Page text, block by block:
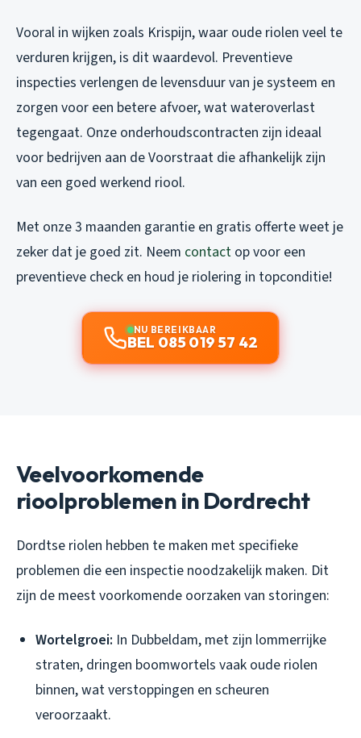
Vooral in wijken zoals Krispijn, waar oude riolen veel te
verduren krijgen, is dit waardevol. Preventieve
inspecties verlengen de levensduur van je systeem en
zorgen voor een betere afvoer, wat wateroverlast
tegengaat. Onze onderhoudscontracten zijn ideaal
voor bedrijven aan de Voorstraat die afhankelijk zijn
van een goed werkend riool.
Met onze 3 maanden garantie en gratis offerte weet je
zeker dat je goed zit. Neem contact op voor een
preventieve check en houd je riolering in topconditie!
NU BEREIKBAAR
BEL 085 019 57 42
Veelvoorkomende
rioolproblemen in Dordrecht
Dordtse riolen hebben te maken met specifieke
problemen die een inspectie noodzakelijk maken. Dit
zijn de meest voorkomende oorzaken van storingen:
Wortelgroei: In Dubbeldam, met zijn lommerrijke
straten, dringen boomwortels vaak oude riolen
binnen, wat verstoppingen en scheuren
veroorzaakt.